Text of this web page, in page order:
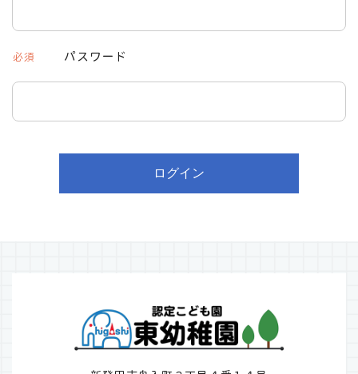
パスワード
必須